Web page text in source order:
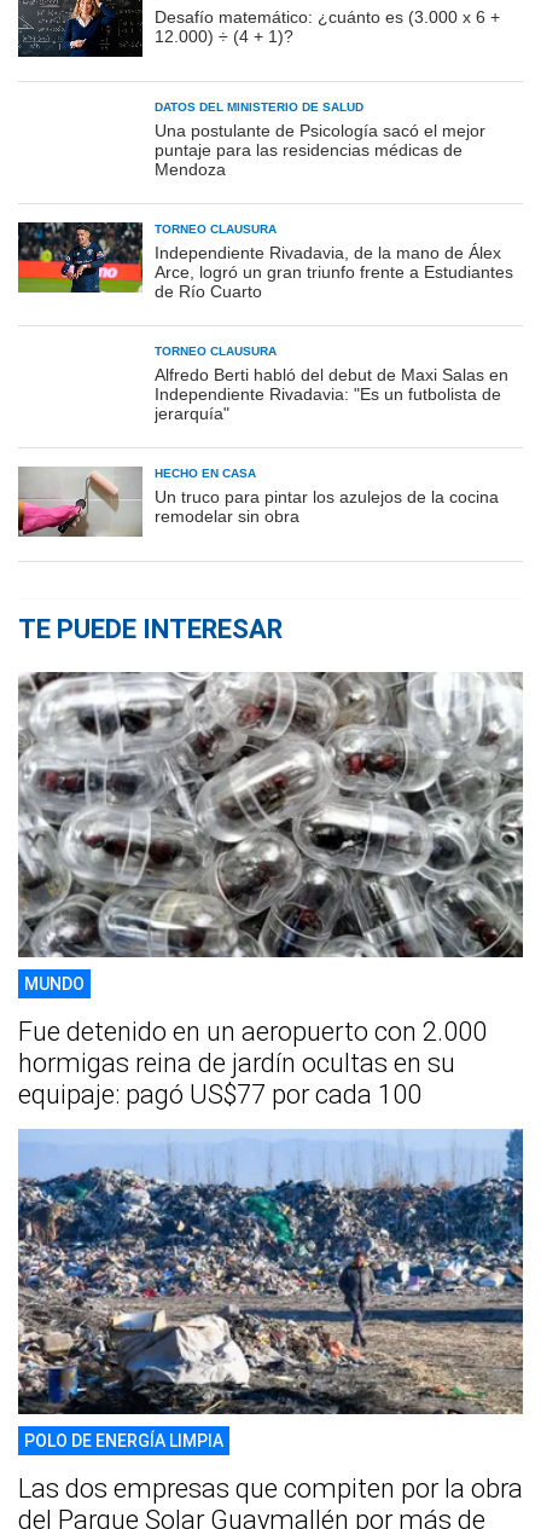
Desafío matemático: ¿cuánto es (3.000 x 6 +
12.000) ÷ (4 + 1)?
DATOS DEL MINISTERIO DE SALUD
Una postulante de Psicología sacó el mejor
puntaje para las residencias médicas de
Mendoza
TORNEO CLAUSURA
Independiente Rivadavia, de la mano de Álex
Arce, logró un gran triunfo frente a Estudiantes
de Río Cuarto
TORNEO CLAUSURA
Alfredo Berti habló del debut de Maxi Salas en
Independiente Rivadavia: "Es un futbolista de
jerarquía"
HECHO EN CASA
Un truco para pintar los azulejos de la cocina
remodelar sin obra
TE PUEDE INTERESAR
MUNDO
Fue detenido en un aeropuerto con 2.000
hormigas reina de jardín ocultas en su
equipaje: pagó US$77 por cada 100
POLO DE ENERGÍA LIMPIA
Las dos empresas que compiten por la obra
del Parque Solar Guaymallén por más de